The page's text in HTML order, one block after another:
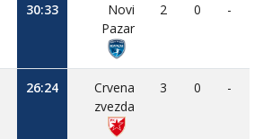
30:33
Novi
Pazar
2 0 -
26:24
Crvena
zvezda
3 0 -